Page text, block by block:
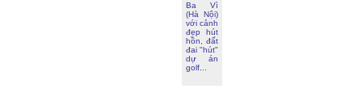
Ba Vì
(Hà Nội)
với cảnh
đẹp hút
hồn, đất
đai "hút"
dự án
golf...